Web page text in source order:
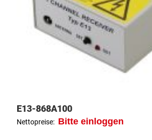
E13-868A100
Nettopreise: Bitte einloggen